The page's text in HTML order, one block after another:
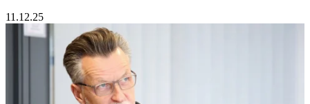
11.12.25